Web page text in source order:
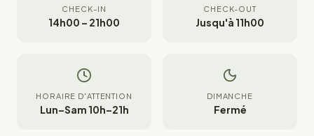
CHECK-IN
14h00 – 21h00
CHECK-OUT
Jusqu'à 11h00
HORAIRE D'ATTENTION
Lun–Sam 10h–21h
DIMANCHE
Fermé